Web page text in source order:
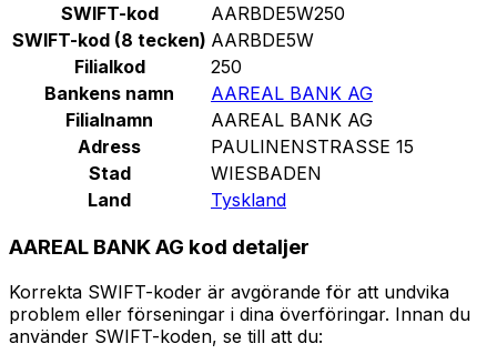
SWIFT-kod
AARBDE5W250
SWIFT-kod (8 tecken) AARBDE5W
Filialkod
250
Bankens namn
AAREAL BANK AG
Filialnamn
AAREAL BANK AG
Adress
PAULINENSTRASSE 15
Stad
WIESBADEN
Land
Tyskland
AAREAL BANK AG kod detaljer
Korrekta SWIFT-koder är avgörande för att undvika
problem eller förseningar i dina överföringar. Innan du
använder SWIFT-koden, se till att du: